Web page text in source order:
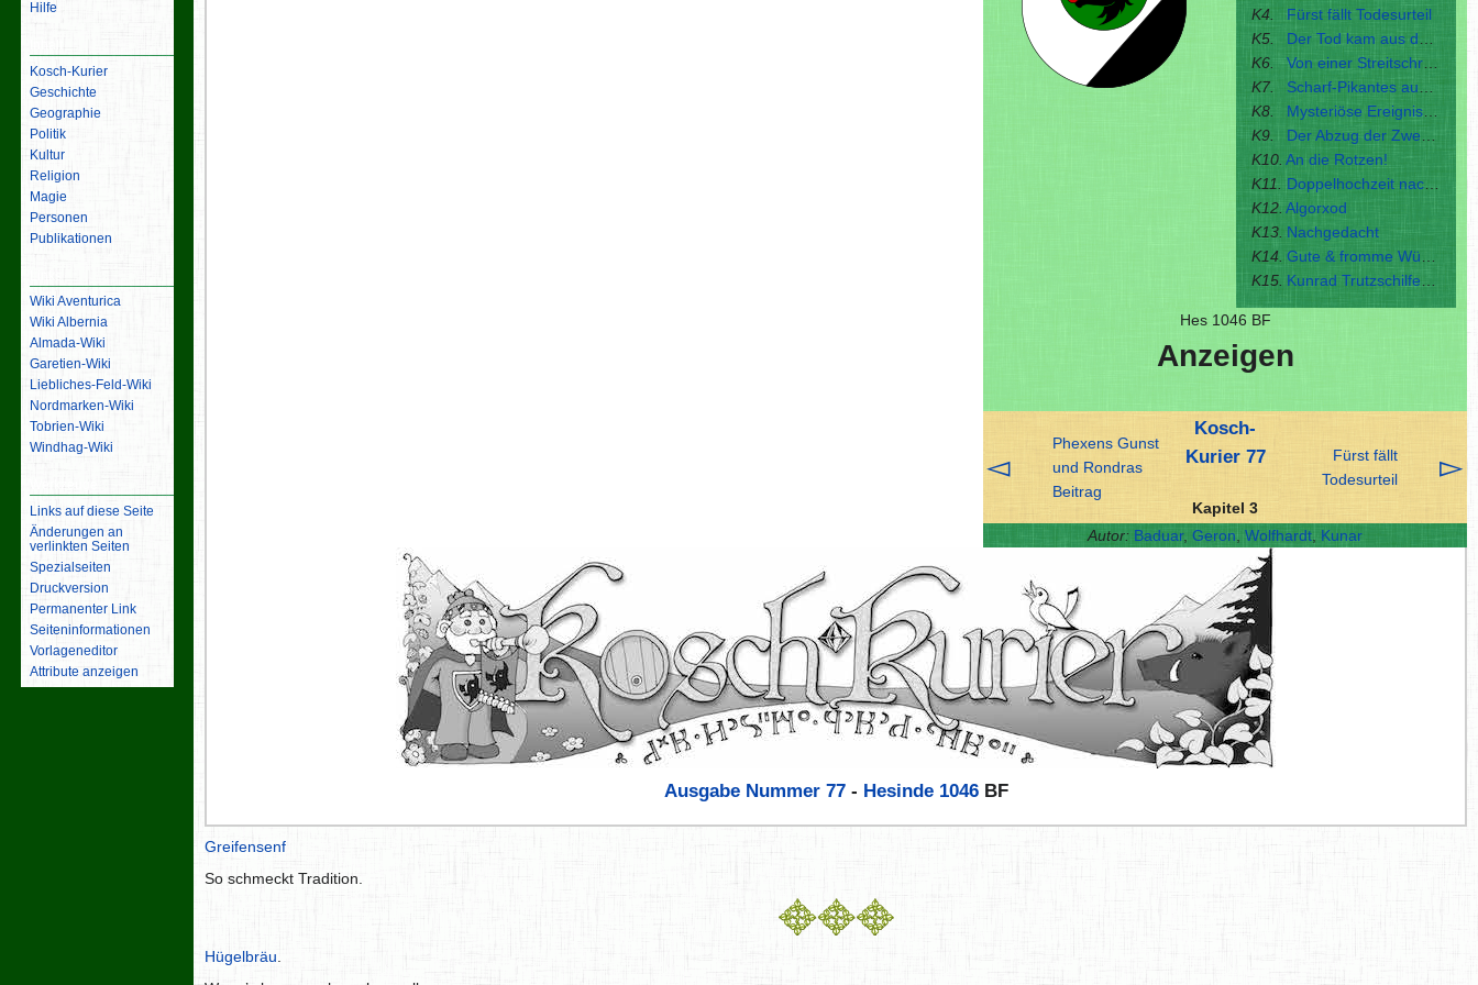
K4.
Fürst fällt Todesurteil
K5.
Der Tod kam aus dem Hinterkosch
K6.
Von einer Streitschrift, die hier nicht zu lesen ist
K7.
Scharf-Pikantes aus Hügelsaum
K8.
Mysteriöse Ereignisse im Koschgau
K9.
Der Abzug der Zwerge
K10. An die Rotzen!
K11.
Doppelhochzeit nach Wengenholmer Art
K12. Algorxod
K13. Nachgedacht
K14. Gute & fromme Wünsche
K15. Kunrad Trutzschilfen – Ein neuer Schreiber stellt sich vor
Hes 1046 BF
Anzeigen
◅
Phexens Gunst
und Rondras
Beitrag
Kosch-
Kurier 77
Kapitel 3
Fürst fällt
Todesurteil
▻
Autor: Baduar, Geron Wolfhardt Kunar
Ausgabe Nummer 77- Hesinde 1046BF
Greifensenf
So schmeckt Tradition.
Hügelbräu.
Hilfe
Kosch-Kurier
Geschichte
Geographie
Politik
Kultur
Religion
Magie
Personen
Publikationen
Wiki Aventurica
Wiki Albernia
Almada-Wiki
Garetien-Wiki
Liebliches-Feld-Wiki
Nordmarken-Wiki
Tobrien-Wiki
Windhag-Wiki
Links auf diese Seite
Änderungen an
verlinkten Seiten
Spezialseiten
Druckversion
Permanenter Link
Seiten­­informationen
Vorlageneditor
Attribute anzeigen